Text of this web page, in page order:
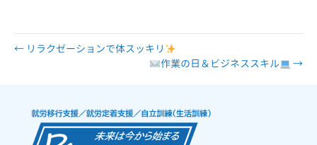
← リラクゼーションで体スッキリ
作業の日＆ビジネススキル
→